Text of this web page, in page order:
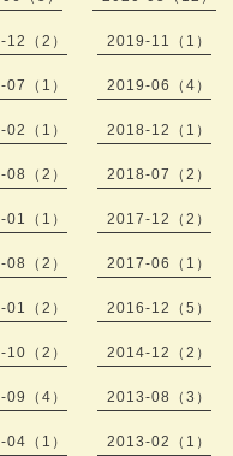
（2） 2019-11（1）
（1） 2019-06（4）
（1） 2018-12（1）
（2） 2018-07（2）
（1） 2017-12（2）
（2） 2017-06（1）
（2） 2016-12（5）
（2） 2014-12（2）
（4） 2013-08（3）
（1） 2013-02（1）